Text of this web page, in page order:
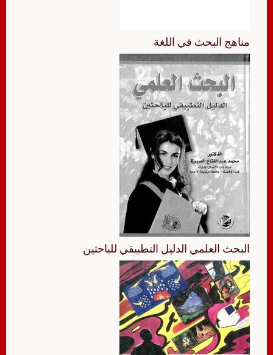
مناهج البحث في اللغة
البحث العلمي الدليل التطبيقي للباحثين